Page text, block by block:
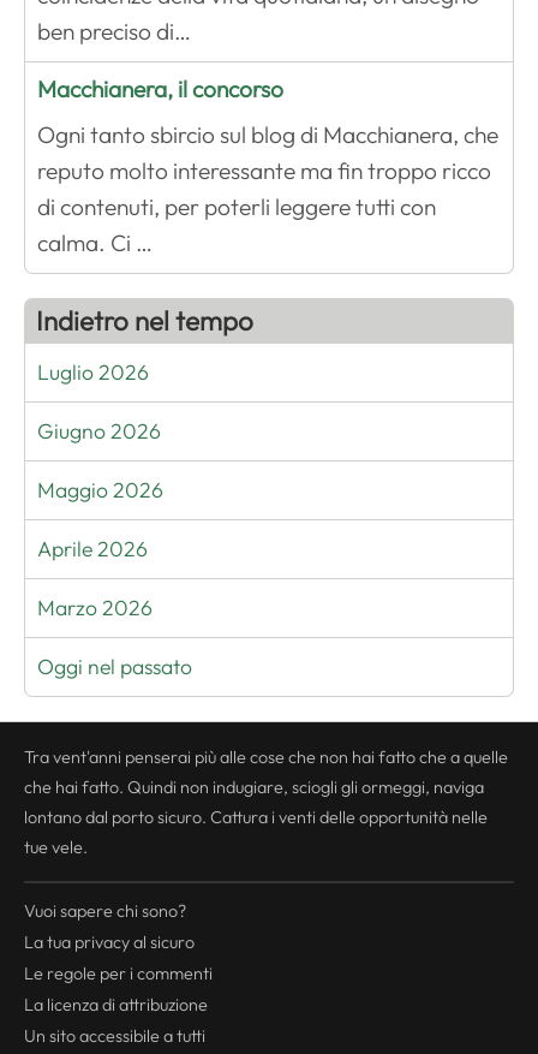
ben preciso di…
Macchianera, il concorso
Ogni tanto sbircio sul blog di Macchianera, che
reputo molto interessante ma fin troppo ricco
di contenuti, per poterli leggere tutti con
calma. Ci …
Indietro nel tempo
Luglio 2026
Giugno 2026
Maggio 2026
Aprile 2026
Marzo 2026
Oggi nel passato
Tra vent'anni penserai più alle cose che non hai fatto che a quelle
che hai fatto. Quindi non indugiare, sciogli gli ormeggi, naviga
lontano dal porto sicuro. Cattura i venti delle opportunità nelle
tue vele.
Vuoi sapere chi sono?
La tua privacyal sicuro
Le regole per i commenti
La licenza di attribuzione
Un sito accessibile a tutti